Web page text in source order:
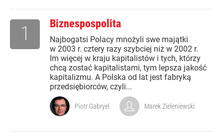
Biznespospolita
Najbogatsi Polacy mnożyli swe majątki
w 2003 r. cztery razy szybciej niż w 2002 r.
Im więcej w kraju kapitalistów i tych, którzy
chcą zostać kapitalistami, tym lepsza jakość
kapitalizmu. A Polska od lat jest fabryką
przedsiębiorców, czyli...
1
Piotr Gabryel Marek Zieleniewski